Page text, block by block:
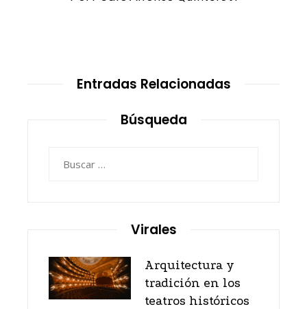
Entradas Relacionadas
Búsqueda
Virales
Arquitectura y
tradición en los
teatros históricos